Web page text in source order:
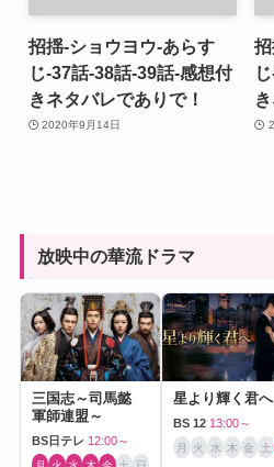
招揺-ショウヨウ-あらす
じ-37話-38話-39話-感想付
きネタバレでありで！
2020年9月14日
放映中の華流ドラマ
三国志～司馬懿
軍師連盟～
BS日テレ 12:00～
星より輝く君へ
BS 12 13:00～
月 火 水 木 金 土